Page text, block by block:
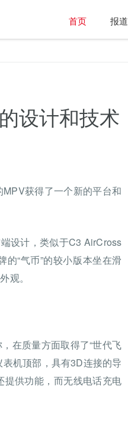
首页 报道
设计和技术
获得了一个新的平台和
设计，类似于C3 AirCross
“气币”的较小版本坐在滑
观。
在质量方面取得了“世代飞
机顶部，具有3D连接的导
供功能，而无线电话充电